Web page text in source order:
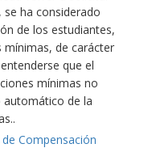
ha considerado
de los estudiantes,
mínimas, de carácter
que el
mínimas no
automático de la
Compensación